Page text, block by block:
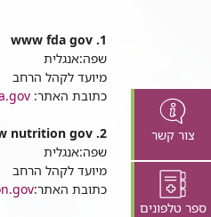
צור קשר
ספר טלפונים
1. www fda gov
שפה:אנגלית
מיועד לקהל הרחב
כתובת האתר:
2. www nutrition gov
שפה:אנגלית
מיועד לקהל הרחב
כתובת האתר: